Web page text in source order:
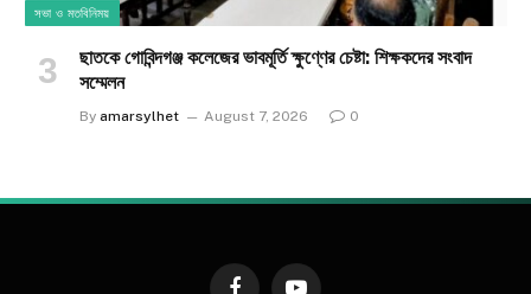
সভা ও মতবিনিময়
ছাতকে গোবিন্দগঞ্জ কলেজের ভাবমূর্তি ক্ষুণ্ণের চেষ্টা: শিক্ষকদের সংবাদ
সম্মেলন
By amarsylhet August 7, 2026 0